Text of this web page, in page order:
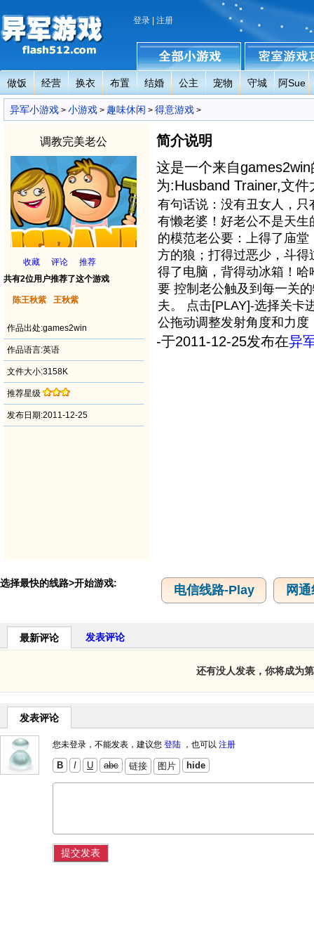
异军小游戏
登录 注册
全部小游戏 密室小游戏攻略
做饭 经营 换衣 布置 结婚 公主 宠物 守城 阿Sue
异军小游戏 > 小游戏 > 趣味休闲 > 得意游戏 >
调教完美老公
收藏 评论
推荐
共有2位用户推荐了这个游戏
陈王秋紫 王秋紫
作品出处:games2win
作品语言:英语
文件大小:3158K
推荐星级
发布日期:2011-12-25
简介说明
这是一个来自
为:Husband Trainer,文
有句话说：没有丑女人，
有懒老婆！好老公不是天
的模范老公要：上得了庙
方的狼；打得过恶少，斗
得了电脑，背得动冰箱！
要 控制老公触及到每一关
夫。 点击[PLAY]-选择关卡
公拖动调整发射角度和力度
-于2011-12-25发布在异
选择最快的线路>开始游戏: 电信线路-Play 网
最新评论 发表评论
还有没人发表，你将成为
发表评论
您未登录，不能发表，建议您 登陆 ，也可以 注册